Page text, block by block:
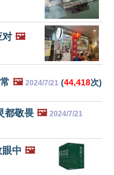
对 🖼️
🖼️ 2024/7/21 (44,418次)
都敬畏 🖼️ 2024/7/21
眼中 🖼️